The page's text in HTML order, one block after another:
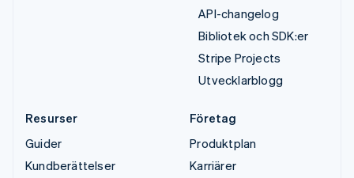
API-changelog
Bibliotek och SDK:er
Stripe Projects
Utvecklarblogg
Resurser
Guider
Kundberättelser
Företag
Produktplan
Karriärer